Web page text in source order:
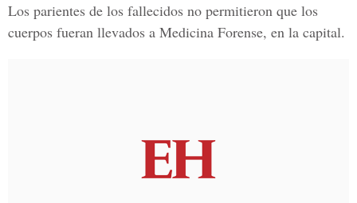
Los parientes de los fallecidos no permitieron que los
cuerpos fueran llevados a Medicina Forense, en la capital.